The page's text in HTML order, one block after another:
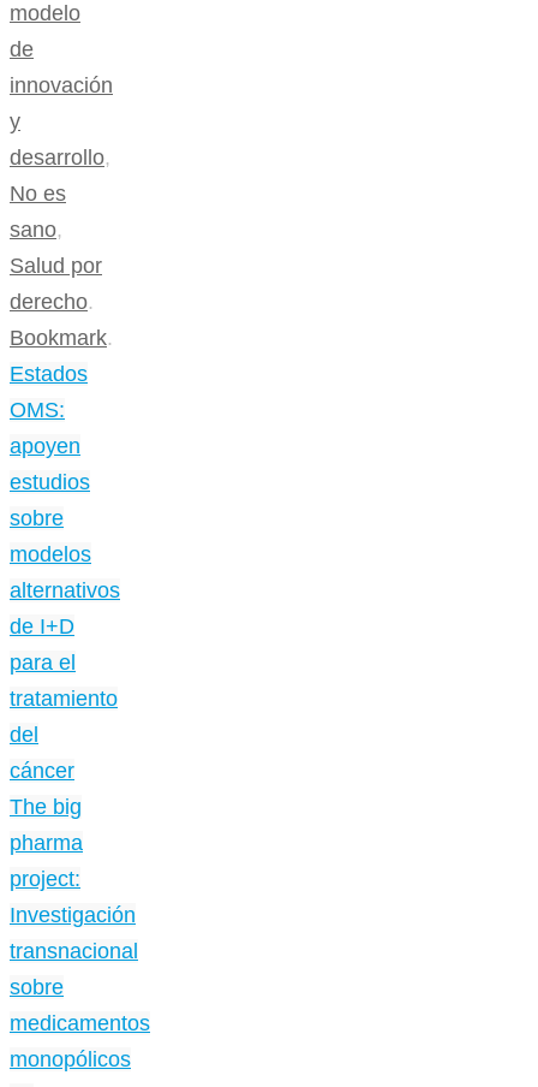
modelo
de
innovación
y
desarrollo,
No es
sano,
Salud por
derecho.
Bookmark.
Estados
OMS:
apoyen
estudios
sobre
modelos
alternativos
de I+D
para el
tratamiento
del
cáncer
The big
pharma
project:
Investigación
transnacional
sobre
medicamentos
monopólicos